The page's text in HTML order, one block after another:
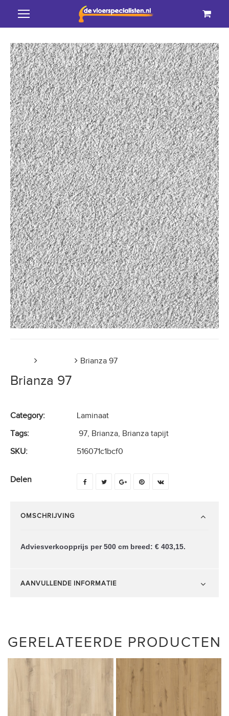
Brianza 97
Brianza 97
Category:
Laminaat
Tags:
97, Brianza, Brianza tapijt
SKU:
516071c1bcf0
Delen
OMSCHRIJVING
Adviesverkoopprijs per 500 cm breed: € 403,15.
AANVULLENDE INFORMATIE
GERELATEERDE PRODUCTEN